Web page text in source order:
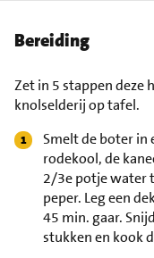
Bereiding
Zet in 5 stappen deze
knolselderij op tafel.
Smelt de boter in
rodekool, de
2/3e potje water
peper. Leg een
45 min. gaar.
stukken en kook